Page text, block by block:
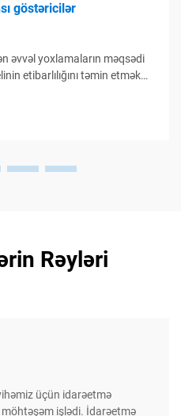
göstəricilər
əvvəl yoxlamaların məqsədi
etibarlılığını təmin etməkdə
çıxış edir...
Rəyləri
üçün idarəetmə
möhtəşəm işlədi. İdarəetmə